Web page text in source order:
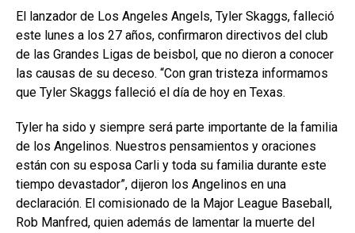
El lanzador de Los Angeles Angels, Tyler Skaggs, falleció
este lunes a los 27 años, confirmaron directivos del club
de las Grandes Ligas de beisbol, que no dieron a conocer
las causas de su deceso. “Con gran tristeza informamos
que Tyler Skaggs falleció el día de hoy en Texas.
Tyler ha sido y siempre será parte importante de la familia
de los Angelinos. Nuestros pensamientos y oraciones
están con su esposa Carli y toda su familia durante este
tiempo devastador”, dijeron los Angelinos en una
declaración. El comisionado de la Major League Baseball,
Rob Manfred, quien además de lamentar la muerte del